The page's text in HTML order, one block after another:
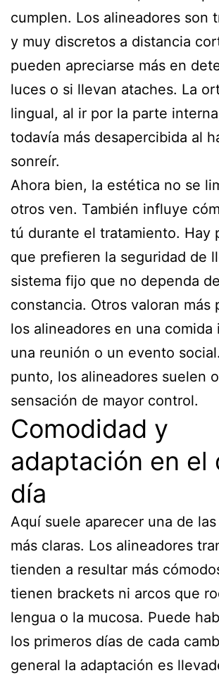
cumplen. Los alineadores son
y muy discretos a distancia
pueden apreciarse más en
luces o si llevan ataches. La
lingual, al ir por la parte
todavía más desapercibida al
sonreír.
Ahora bien, la estética no se
otros ven. También influye
tú durante el tratamiento. Hay
que prefieren la seguridad de
sistema fijo que no dependa
constancia. Otros valoran más
los alineadores en una comida
una reunión o un evento
punto, los alineadores suelen
sensación de mayor control.
Comodidad y
adaptación en el
día
Aquí suele aparecer una de
más claras. Los alineadores
tienden a resultar más
tienen brackets ni arcos que
lengua o la mucosa. Puede
los primeros días de cada
general la adaptación es